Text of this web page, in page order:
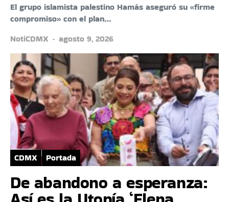
El grupo islamista palestino Hamás aseguró su «firme
compromiso» con el plan…
NotiCDMX
agosto 9, 2026
CDMX Portada
De abandono a esperanza: